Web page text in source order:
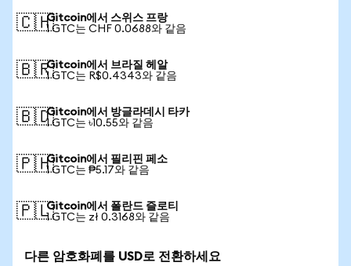
🇨🇭Gitcoin에서 스위스 프랑
1 GTC는 CHF 0.0688와 같음
🇧🇷Gitcoin에서 브라질 헤알
1 GTC는 R$0.4343와 같음
🇧🇩Gitcoin에서 방글라데시 타카
1 GTC는 ৳10.55와 같음
🇵🇭Gitcoin에서 필리핀 페소
1 GTC는 ₱5.17와 같음
🇵🇱Gitcoin에서 폴란드 즐로티
1 GTC는 zł 0.3168와 같음
다른 암호화폐를 USD로 전환하세요